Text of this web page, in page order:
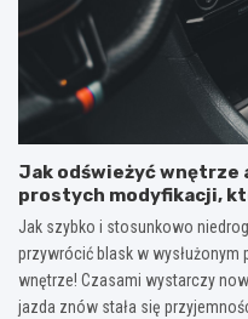
Jak odświeżyć wnętrze
prostych modyfikacji,
kokpitu i lewarka
Jak szybko i stosunkowo
przywrócić blask w
wnętrze! Czasami wystarczy
jazda znów stała się